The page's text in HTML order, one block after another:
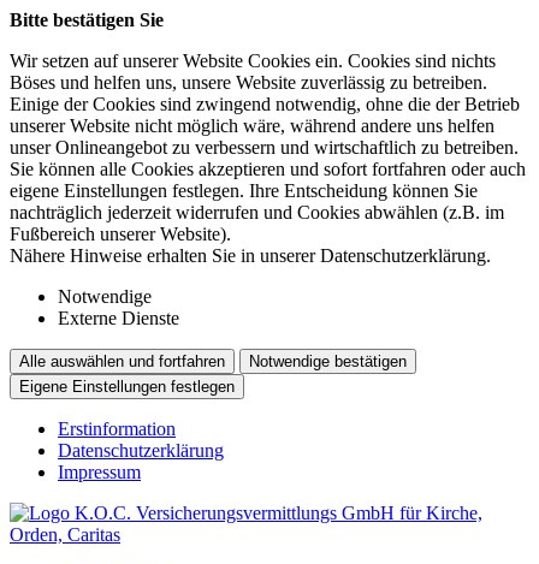
Bitte bestätigen Sie
Wir setzen auf unserer Website Cookies ein. Cookies sind nichts
Böses und helfen uns, unsere Website zuverlässig zu betreiben.
Einige der Cookies sind zwingend notwendig, ohne die der Betrieb
unserer Website nicht möglich wäre, während andere uns helfen
unser Onlineangebot zu verbessern und wirtschaftlich zu betreiben.
Sie können alle Cookies akzeptieren und sofort fortfahren oder auch
eigene Einstellungen festlegen. Ihre Entscheidung können Sie
nachträglich jederzeit widerrufen und Cookies abwählen (z.B. im
Fußbereich unserer Website).
Nähere Hinweise erhalten Sie in unserer Datenschutzerklärung.
Notwendige
Externe Dienste
Alle auswählen und fortfahren
Notwendige bestätigen
Eigene Einstellungen festlegen
Erstinformation
Datenschutzerklärung
Impressum